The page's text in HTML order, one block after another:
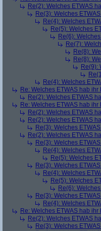
Re(2): Welches ETWAS
Re(3): Welches
Re(4): Welches
Re(5): Welches
Re(6):
Re(7):
Re(8):
Re(8):
Re(9):
Re(4): Welches
Re: Welches ETWAS hab ihr
Re(2): Welches ETWAS
Re: Welches ETWAS hab ihr
Re(2): Welches ETWAS
Re(2): Welches ETWAS
Re(3): Welches
Re(2): Welches ETWAS
Re(3): Welches
Re(4): Welches
Re(5): Welches
Re(3): Welches
Re(4): Welches
Re(5): Welches
Re(6):
Re(3): Welches
Re(4): Welches
Re: Welches ETWAS hab ihr
Re(2): Welches ETWAS
Re(3): Welches